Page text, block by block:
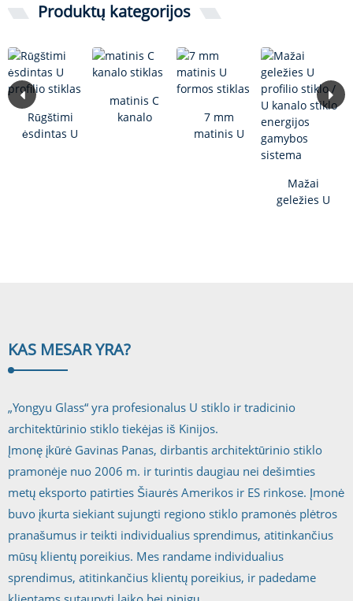
Produktų kategorijos
Rūgštimi
ėsdintas U
matinis C
kanalo
7 mm
matinis U
Mažai
geležies U
KAS MESAR YRA?
„Yongyu Glass“ yra profesionalus U stiklo ir tradicinio
architektūrinio stiklo tiekėjas iš Kinijos.
Įmonę įkūrė Gavinas Panas, dirbantis architektūrinio stiklo
pramonėje nuo 2006 m. ir turintis daugiau nei dešimties
metų eksporto patirties Šiaurės Amerikos ir ES rinkose. Įmonė
buvo įkurta siekiant sujungti regiono stiklo pramonės plėtros
pranašumus ir teikti individualius sprendimus, atitinkančius
mūsų klientų poreikius. Mes randame individualius
sprendimus, atitinkančius klientų poreikius, ir padedame